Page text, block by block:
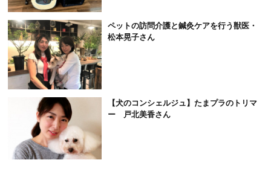
ペットの訪問介護と鍼灸ケアを行う獣医・
松本晃子さん
【犬のコンシェルジュ】たまプラのトリマ
ー 戸北美香さん